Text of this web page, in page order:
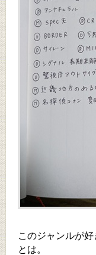
このジャンルが
とは。